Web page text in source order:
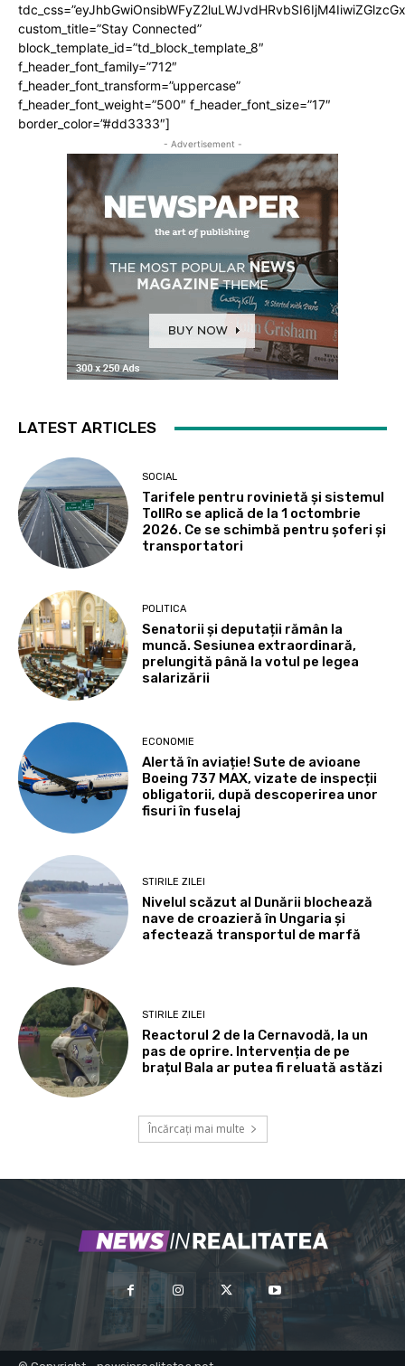
custom_title=”Stay Connected”
block_template_id=”td_block_template_8″
f_header_font_family=”712″
f_header_font_transform=”uppercase”
f_header_font_weight=”500″ f_header_font_size=”17″
border_color=”#dd3333″]
- Advertisement -
LATEST ARTICLES
SOCIAL
Tarifele pentru rovinietă și sistemul
TollRo se aplică de la 1 octombrie
2026. Ce se schimbă pentru șoferi și
transportatori
POLITICA
Senatorii și deputații rămân la
muncă. Sesiunea extraordinară,
prelungită până la votul pe legea
salarizării
ECONOMIE
Alertă în aviație! Sute de avioane
Boeing 737 MAX, vizate de inspecții
obligatorii, după descoperirea unor
fisuri în fuselaj
STIRILE ZILEI
Nivelul scăzut al Dunării blochează
nave de croazieră în Ungaria și
afectează transportul de marfă
STIRILE ZILEI
Reactorul 2 de la Cernavodă, la un
pas de oprire. Intervenția de pe
brațul Bala ar putea fi reluată astăzi
Încărcați mai multe